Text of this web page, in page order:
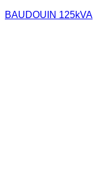
BAUDOUIN 125kVA